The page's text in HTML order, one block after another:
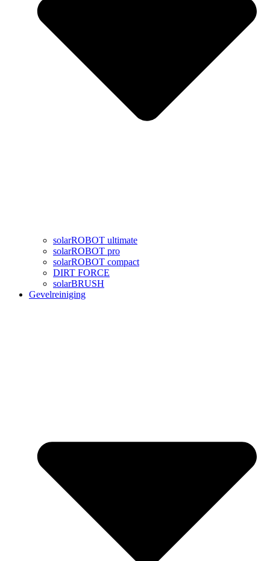
solarROBOT ultimate
solarROBOT pro
solarROBOT compact
DIRT FORCE
solarBRUSH
Gevelreiniging